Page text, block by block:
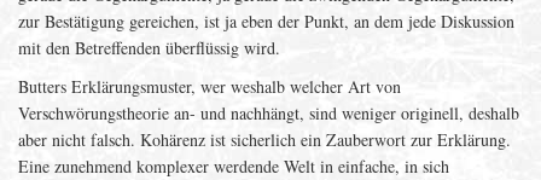
zur Bestätigung gereichen, ist ja eben der Punkt, an dem jede Diskussion
mit den Betreffenden überflüssig wird.
Butters Erklärungsmuster, wer weshalb welcher Art von
Verschwörungstheorie an- und nachhängt, sind weniger originell, deshalb
aber nicht falsch. Kohärenz ist sicherlich ein Zauberwort zur Erklärung.
Eine zunehmend komplexer werdende Welt in einfache, in sich